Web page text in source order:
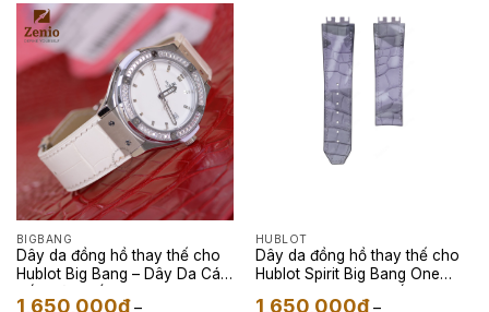
1,650,000₫
đến
4,500,000₫
4,500,000₫
BIGBANG
Dây da đồng hồ thay thế cho
Hublot Big Bang – Dây Da Cá
1,650,000₫ –
HUBLOT
Dây da đồng hồ thay thế cho
Hublot Spirit Big Bang One
1,650,000₫ –